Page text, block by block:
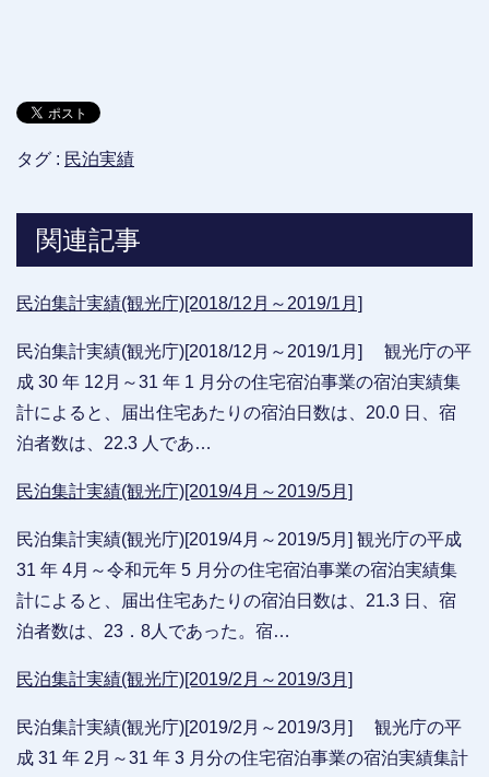
タグ : 民泊実績
関連記事
民泊集計実績(観光庁)[2018/12月～2019/1月]
民泊集計実績(観光庁)[2018/12月～2019/1月] 観光庁の平
成 30 年 12月～31 年 1 月分の住宅宿泊事業の宿泊実績集
計によると、届出住宅あたりの宿泊日数は、20.0 日、宿
泊者数は、22.3 人であ…
民泊集計実績(観光庁)[2019/4月～2019/5月]
民泊集計実績(観光庁)[2019/4月～2019/5月] 観光庁の平成
31 年 4月～令和元年 5 月分の住宅宿泊事業の宿泊実績集
計によると、届出住宅あたりの宿泊日数は、21.3 日、宿
泊者数は、23．8人であった。宿…
民泊集計実績(観光庁)[2019/2月～2019/3月]
民泊集計実績(観光庁)[2019/2月～2019/3月] 観光庁の平
成 31 年 2月～31 年 3 月分の住宅宿泊事業の宿泊実績集計